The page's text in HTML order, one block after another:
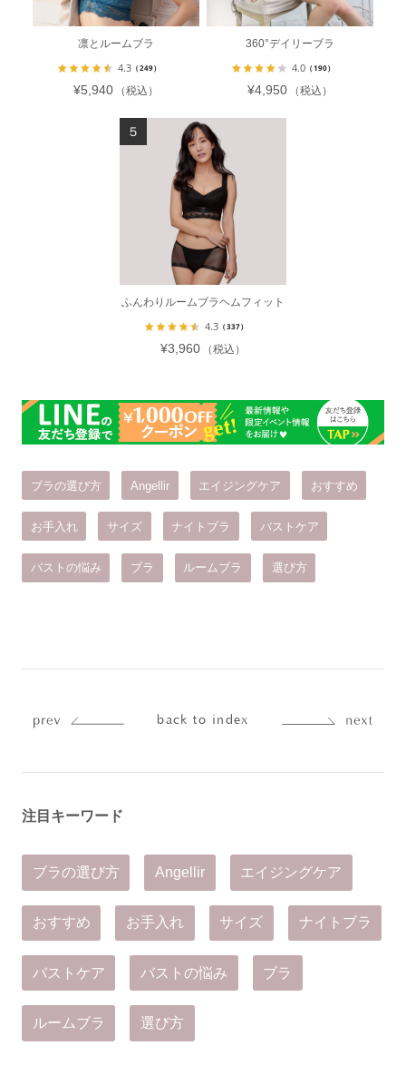
凛とルームブラ
4.3 （249）
¥5,940 （税込）
360°デイリーブラ
4.0 （190）
¥4,950 （税込）
ふんわりルームブラヘムフィット
4.3 （337）
¥3,960 （税込）
ブラの選び方 Angellir エイジングケア おすすめ
お手入れ サイズ ナイトブラ バストケア
バストの悩み ブラ ルームブラ 選び方
back to index
注目キーワード
ブラの選び方 Angellir エイジングケア
おすすめ お手入れ サイズ ナイトブラ
バストケア バストの悩み ブラ
ルームブラ 選び方